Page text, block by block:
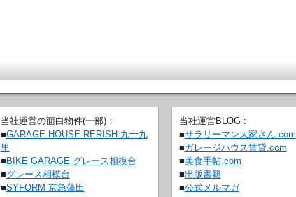
当社運営の面白物件(一部)：
■GARAGE HOUSE RERISH 九十九
里
■ BIKE GARAGE グレース相模台
■グレース相模台
■SYFORM 京急蒲田
当社運営BLOG :
■サラリーマン大家さん.com
■ガレージハウス賃貸.com
■美食手帖.com
■出版書籍
■公式メルマガ